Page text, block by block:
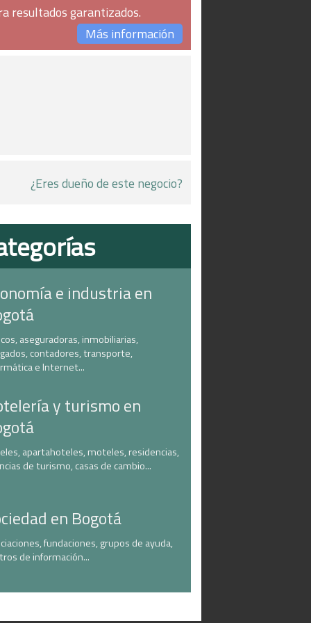
resultados garantizados.
Más información
¿Eres dueño de este negocio?
e industria en
aseguradoras, inmobiliarias,
contadores, transporte,
e Internet...
y turismo en
apartahoteles, moteles, residencias,
de turismo, casas de cambio...
en Bogotá
fundaciones, grupos de ayuda,
de información...